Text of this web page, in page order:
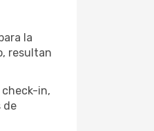
la
resultan
in,
de